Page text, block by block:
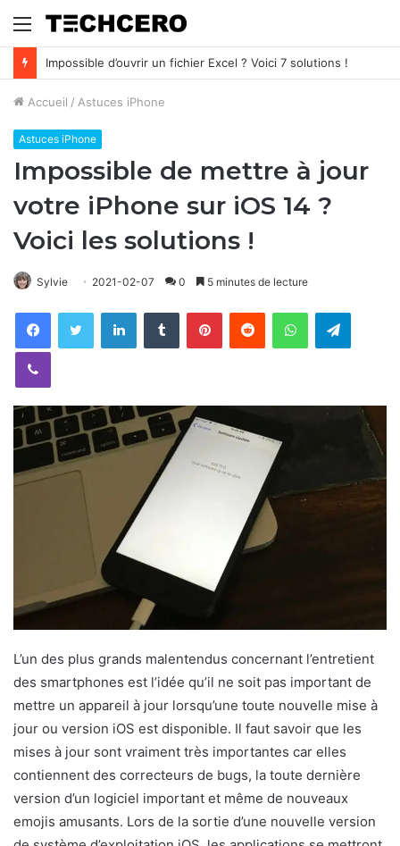
Menu
Impossible d’ouvrir un fichier Excel ? Voici 7 solutions !
Accueil / Astuces iPhone
Astuces iPhone
Impossible de mettre à jour
votre iPhone sur iOS 14 ?
Voici les solutions !
Sylvie 2021-02-07 0 5 minutes de lecture
L’un des plus grands malentendus concernant l’entretient
des smartphones est l’idée qu’il ne soit pas important de
mettre un appareil à jour lorsqu’une toute nouvelle mise à
jour ou version iOS est disponible. Il faut savoir que les
mises à jour sont vraiment très importantes car elles
contiennent des correcteurs de bugs, la toute dernière
version d’un logiciel important et même de nouveaux
emojis amusants. Lors de la sortie d’une nouvelle version